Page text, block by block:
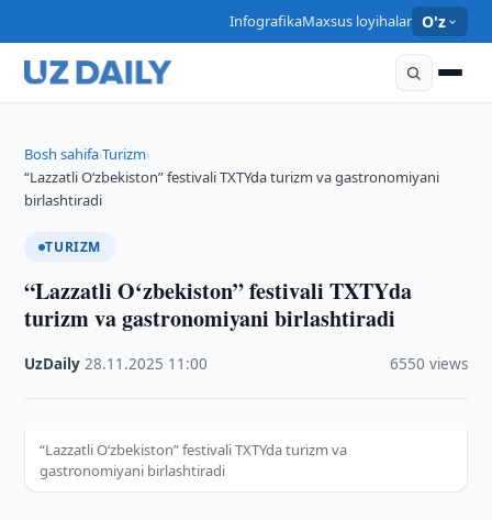
InfografikaMaxsus loyihalar O'z
Bosh sahifa›Turizm›
“Lazzatli O‘zbekiston” festivali TXTYda turizm va gastronomiyani
birlashtiradi
TURIZM
“Lazzatli O‘zbekiston” festivali TXTYda
turizm va gastronomiyani birlashtiradi
UzDaily ·28.11.2025 11:00 6550 views
“Lazzatli O‘zbekiston” festivali TXTYda turizm va
gastronomiyani birlashtiradi